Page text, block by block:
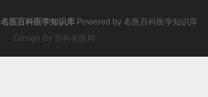
名医百科医学知识库 Powered by 名医百科医学知识库
Design By 百科名医网